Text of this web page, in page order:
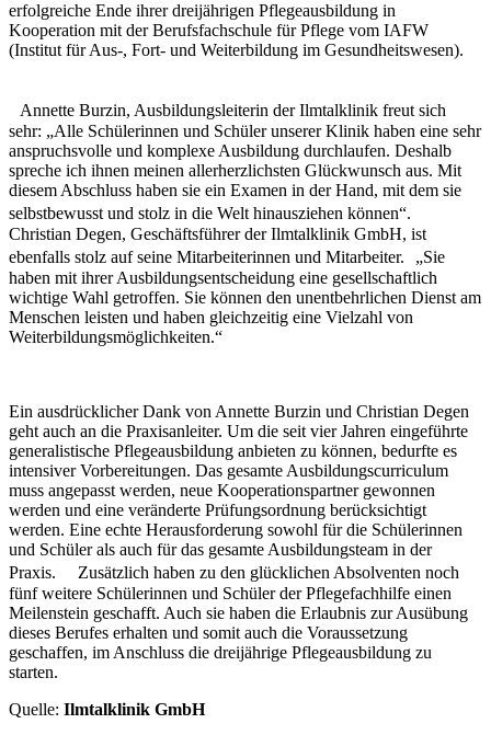
erfolgreiche Ende ihrer dreijährigen Pflegeausbildung in
Kooperation mit der Berufsfachschule für Pflege vom IAFW
(Institut für Aus-, Fort- und Weiterbildung im Gesundheitswesen).
Annette Burzin, Ausbildungsleiterin der Ilmtalklinik freut sich
sehr: „Alle Schülerinnen und Schüler unserer Klinik haben eine sehr
anspruchsvolle und komplexe Ausbildung durchlaufen. Deshalb
spreche ich ihnen meinen allerherzlichsten Glückwunsch aus. Mit
diesem Abschluss haben sie ein Examen in der Hand, mit dem sie
selbstbewusst und stolz in die Welt hinausziehen können“.
Christian Degen, Geschäftsführer der Ilmtalklinik GmbH, ist
ebenfalls stolz auf seine Mitarbeiterinnen und Mitarbeiter. „Sie
haben mit ihrer Ausbildungsentscheidung eine gesellschaftlich
wichtige Wahl getroffen. Sie können den unentbehrlichen Dienst am
Menschen leisten und haben gleichzeitig eine Vielzahl von
Weiterbildungsmöglichkeiten.“
Ein ausdrücklicher Dank von Annette Burzin und Christian Degen
geht auch an die Praxisanleiter. Um die seit vier Jahren eingeführte
generalistische Pflegeausbildung anbieten zu können, bedurfte es
intensiver Vorbereitungen. Das gesamte Ausbildungscurriculum
muss angepasst werden, neue Kooperationspartner gewonnen
werden und eine veränderte Prüfungsordnung berücksichtigt
werden. Eine echte Herausforderung sowohl für die Schülerinnen
und Schüler als auch für das gesamte Ausbildungsteam in der
Praxis. Zusätzlich haben zu den glücklichen Absolventen noch
fünf weitere Schülerinnen und Schüler der Pflegefachhilfe einen
Meilenstein geschafft. Auch sie haben die Erlaubnis zur Ausübung
dieses Berufes erhalten und somit auch die Voraussetzung
geschaffen, im Anschluss die dreijährige Pflegeausbildung zu
starten.
Quelle: Ilmtalklinik GmbH